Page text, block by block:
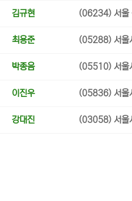
김규현 (06234) 서울
최용준 (05288) 서울
박종음 (05510) 서울
이진우 (05836) 서울
강대진 (03058) 서울